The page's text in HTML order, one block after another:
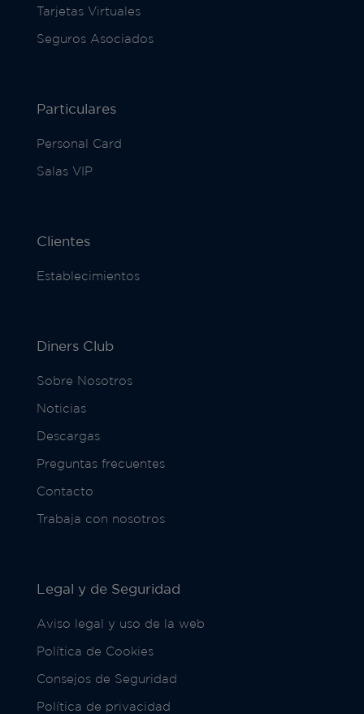
Tarjetas Virtuales
Seguros Asociados
Particulares
Personal Card
Salas VIP
Clientes
Establecimientos
Diners Club
Sobre Nosotros
Noticias
Descargas
Preguntas frecuentes
Contacto
Trabaja con nosotros
Legal y de Seguridad
Aviso legal y uso de la web
Política de Cookies
Consejos de Seguridad
Política de privacidad